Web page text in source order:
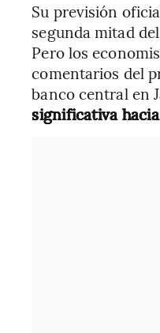
Su previsión
segunda mitad
Pero los
comentarios del
banco central en
significativa